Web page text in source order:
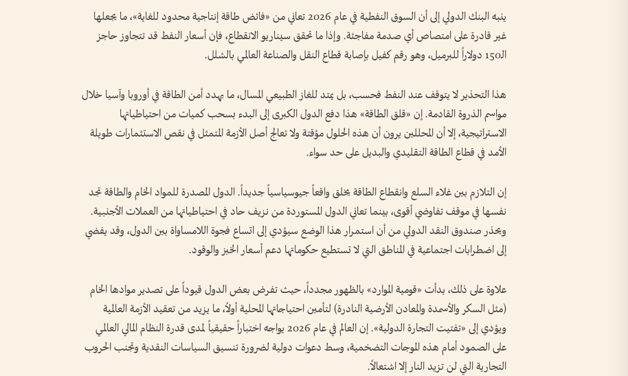
ينبه البنك الدولي إلى أن السوق النفطية في عام 2026 تعاني من «فائض طاقة إنتاجية محدود للغاية»، ما يجعلها
غير قادرة على امتصاص أي صدمة مفاجئة. وإذا ما تحقق سيناريو الانقطاع، فإن أسعار النفط قد تتجاوز حاجز
الـ150 دولاراً للبرميل، وهو رقم كفيل بإصابة قطاع النقل والصناعة العالمي بالشلل.
هذا التحذير لا يتوقف عند النفط فحسب، بل يمتد للغاز الطبيعي المسال، ما يهدد أمن الطاقة في أوروبا وآسيا خلال
مواسم الذروة القادمة. إن «قلق الطاقة» هذا دفع الدول الكبرى إلى البدء بسحب كميات من احتياطياتها
الاستراتيجية، إلا أن المحللين يرون أن هذه الحلول مؤقتة ولا تعالج أصل الأزمة المتمثل في نقص الاستثمارات طويلة
الأمد في قطاع الطاقة التقليدي والبديل على حد سواء.
إن التلازم بين غلاء السلع وانقطاع الطاقة يخلق واقعاً جيوسياسياً جديداً. الدول المصدرة للمواد الخام والطاقة تجد
نفسها في موقف تفاوضي أقوى، بينما تعاني الدول المستوردة من نزيف حاد في احتياطياتها من العملات الأجنبية.
ويحذر صندوق النقد الدولي من أن استمرار هذا الوضع سيؤدي إلى اتساع فجوة اللامساواة بين الدول، وقد يفضي
إلى اضطرابات اجتماعية في المناطق التي لا تستطيع حكوماتها دعم أسعار الخبز والوقود.
علاوة على ذلك، بدأت «قومية الموارد» بالظهور مجدداً، حيث تفرض بعض الدول قيوداً على تصدير موادها الخام
(مثل السكر والأسمدة والمعادن الأرضية النادرة) لتأمين احتياجاتها المحلية أولاً، ما يزيد من تعقيد الأزمة العالمية
ويؤدي إلى «تفتيت التجارة الدولية». إن العالم في عام 2026 يواجه اختباراً حقيقياً لمدى قدرة النظام المالي العالمي
على الصمود أمام هذه الموجات التضخمية، وسط دعوات دولية لضرورة تنسيق السياسات النقدية وتجنب الحروب
التجارية التي لن تزيد النار إلا اشتعالاً.